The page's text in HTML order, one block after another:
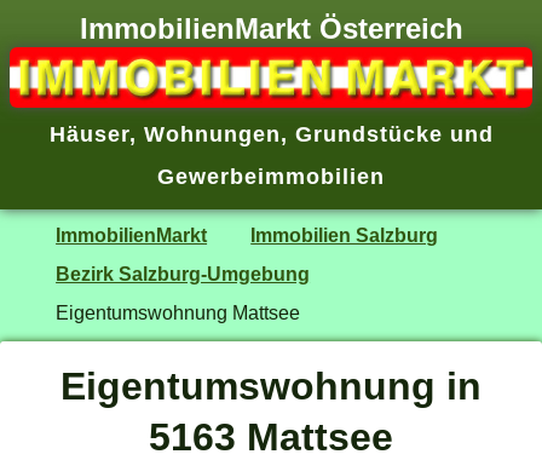
ImmobilienMarkt Österreich
Häuser, Wohnungen, Grundstücke und
Gewerbeimmobilien
ImmobilienMarkt
Immobilien Salzburg
Bezirk Salzburg-Umgebung
Eigentumswohnung Mattsee
Eigentumswohnung in
5163 Mattsee